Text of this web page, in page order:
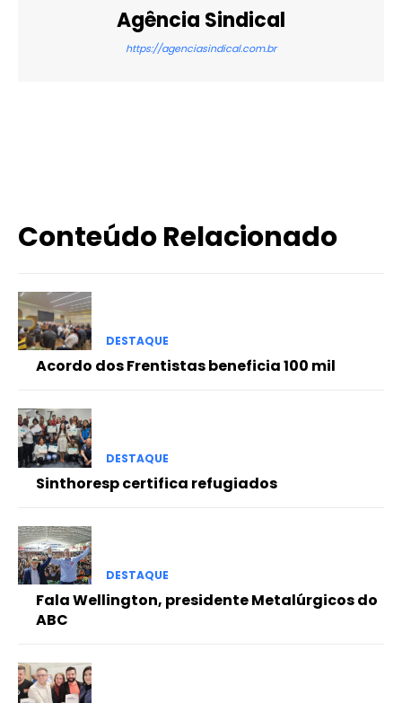
Agência Sindical
https://agenciasindical.com.br
Conteúdo Relacionado
DESTAQUE
Acordo dos Frentistas beneficia 100 mil
DESTAQUE
Sinthoresp certifica refugiados
DESTAQUE
Fala Wellington, presidente Metalúrgicos do
ABC